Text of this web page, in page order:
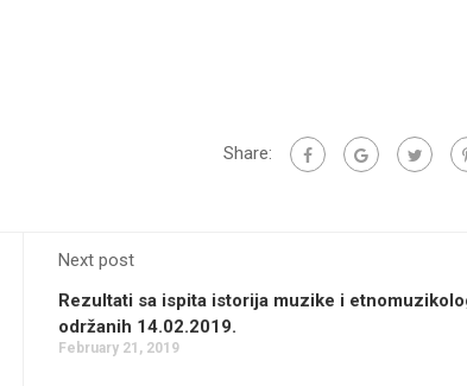
Share:
Next post
Rezultati sa ispita istorija muzike i
održanih 14.02.2019.
February 21, 2019